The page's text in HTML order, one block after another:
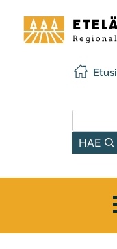
sisältöön
Pohjanmaan
liitto
HAE